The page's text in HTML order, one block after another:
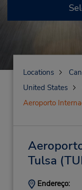
Locations
United States
Aeroporto
Tulsa
Endereço: